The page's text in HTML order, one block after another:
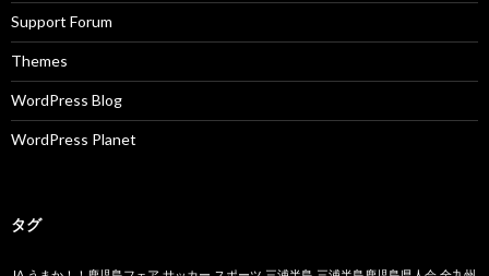
Support Forum
Themes
WordPress Blog
WordPress Planet
タグ